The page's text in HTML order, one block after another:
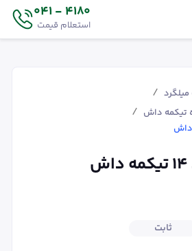
4180 - 041
استعلام قیمت
/
تیکمه داش /
ثابت